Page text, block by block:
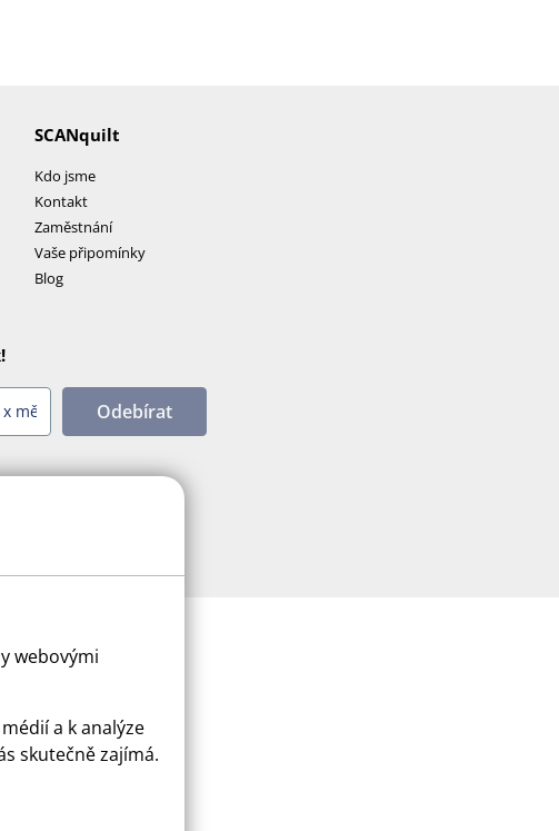
SCANquilt
Kdo jsme
Kontakt
Zaměstnání
Vaše připomínky
Blog
Odebírat
webovými
a k analýze
skutečně zajímá.